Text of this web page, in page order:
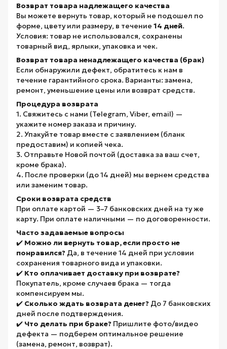
Возврат товара надлежащего качества
Вы можете вернуть товар, который не подошел по
форме, цвету или размеру, в течение 14 дней.
Условия: товар не использовался, сохранены
товарный вид, ярлыки, упаковка и чек.
Возврат товара ненадлежащего качества (брак)
Если обнаружили дефект, обратитесь к нам в
течение гарантийного срока. Варианты: замена,
ремонт, уменьшение цены или возврат средств.
Процедура возврата
1. Свяжитесь с нами (Telegram, Viber, email) —
укажите номер заказа и причину.
2. Упакуйте товар вместе с заявлением (бланк
предоставим) и копией чека.
3. Отправьте Новой почтой (доставка за ваш счет,
кроме брака).
4. После проверки (до 14 дней) мы вернем средства
или заменим товар.
Сроки возврата средств
При оплате картой — 3–7 банковских дней на ту же
карту. При оплате наличными — по договоренности.
Часто задаваемые вопросы
✔️ Можно ли вернуть товар, если просто не
понравился? Да, в течение 14 дней при условии
сохранения товарного вида и упаковки.
✔️ Кто оплачивает доставку при возврате?
Покупатель, кроме случаев брака — тогда
компенсируем мы.
✔️ Сколько ждать возврата денег? До 7 банковских
дней после подтверждения.
✔️ Что делать при браке? Пришлите фото/видео
дефекта — подберем оптимальное решение
(замена, ремонт, возврат).